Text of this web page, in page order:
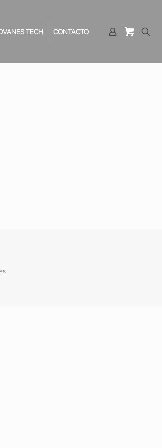
TECH CONTACTO